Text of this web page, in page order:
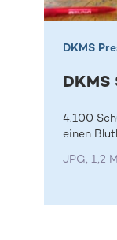
DKMS
4.100
einen
JPG, 1,2